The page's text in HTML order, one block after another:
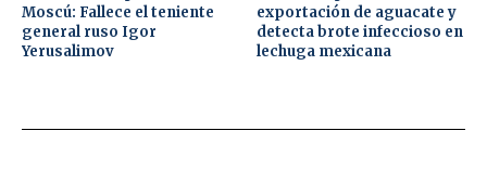
Moscú: Fallece el teniente
general ruso Igor
Yerusalimov
exportación de aguacate y
detecta brote infeccioso en
lechuga mexicana